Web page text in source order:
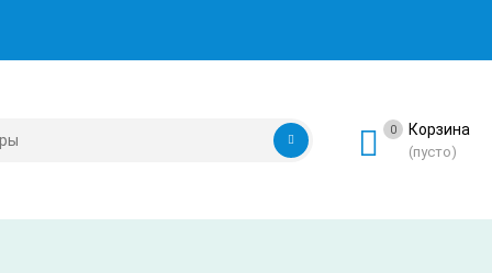
0 Корзина
(пусто)